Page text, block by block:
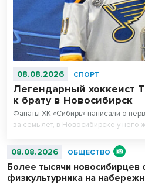
08.08.2026 СПОРТ
Легендарный хоккеист
к брату в Новосибирск
Фанаты ХК «Сибирь» написали о
за семь лет, в Новосибирске у него
08.08.2026 ОБЩЕСТВО
Более тысячи новосибирцев
физкультурника на